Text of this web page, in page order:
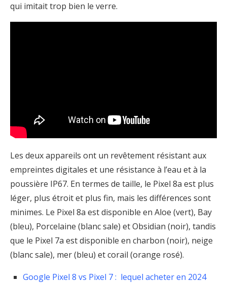
qui imitait trop bien le verre.
Les deux appareils ont un revêtement résistant aux
empreintes digitales et une résistance à l’eau et à la
poussière IP67. En termes de taille, le Pixel 8a est plus
léger, plus étroit et plus fin, mais les différences sont
minimes. Le Pixel 8a est disponible en Aloe (vert), Bay
(bleu), Porcelaine (blanc sale) et Obsidian (noir), tandis
que le Pixel 7a est disponible en charbon (noir), neige
(blanc sale), mer (bleu) et corail (orange rosé).
Google Pixel 8 vs Pixel 7 : lequel acheter en 2024